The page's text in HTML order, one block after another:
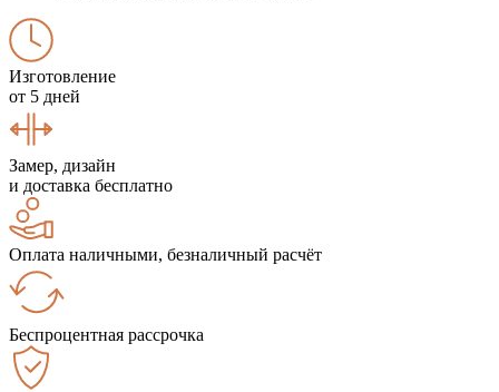
Изготовление
от 5 дней
Замер, дизайн
и доставка бесплатно
Оплата наличными, безналичный расчёт
Беспроцентная рассрочка